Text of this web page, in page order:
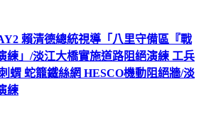
賴清德總統視導「八里守備區『戰
練」/淡江大橋實施道路阻絕演練 工兵
蝟 蛇籠鐵絲網 HESCO機動阻絕牆/淡
練